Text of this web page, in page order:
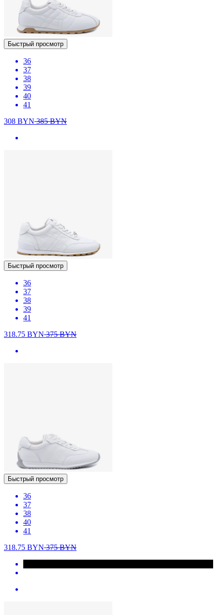
Быстрый просмотр
36
37
38
39
40
41
308 BYN385BYN
Быстрый просмотр
36
37
38
39
41
318.75 BYN375BYN
Быстрый просмотр
36
37
38
40
41
318.75 BYN375BYN